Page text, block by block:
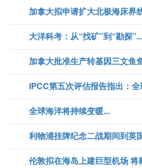
加拿大拟申请扩大北极海床界
大洋科考：从“找矿”到“勘探”...
加拿大批准生产转基因三文鱼
IPCC第五次评估报告指出：
全球海洋将持续变暖...
利物浦挂牌纪念二战期间到英
伦敦拟在海岛上建巨型机场 将